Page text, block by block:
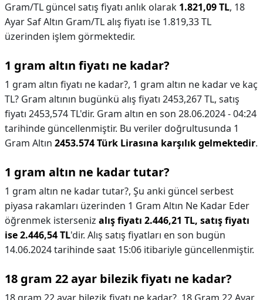
Gram/TL güncel satış fiyatı anlık olarak 1.821,09 TL, 18
Ayar Saf Altın Gram/TL alış fiyatı ise 1.819,33 TL
üzerinden işlem görmektedir.
1 gram altın fiyatı ne kadar?
1 gram altın fiyatı ne kadar?, 1 gram altın ne kadar ve kaç
TL? Gram altının bugünkü alış fiyatı 2453,267 TL, satış
fiyatı 2453,574 TL'dir. Gram altın en son 28.06.2024 - 04:24
tarihinde güncellenmiştir. Bu veriler doğrultusunda 1
Gram Altın 2453.574 Türk Lirasına karşılık gelmektedir.
1 gram altın ne kadar tutar?
1 gram altın ne kadar tutar?, Şu anki güncel serbest
piyasa rakamları üzerinden 1 Gram Altın Ne Kadar Eder
öğrenmek isterseniz alış fiyatı 2.446,21 TL, satış fiyatı
ise 2.446,54 TL'dir. Alış satış fiyatları en son bugün
14.06.2024 tarihinde saat 15:06 itibariyle güncellenmiştir.
18 gram 22 ayar bilezik fiyatı ne kadar?